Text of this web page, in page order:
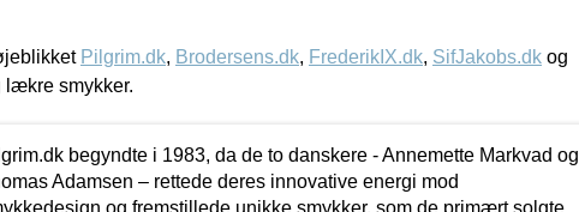
Pilgrim.dk, Brodersens.dk, FrederikIX.dk, SifJakobs.dk og
lækre smykker.
begyndte i 1983, da de to danskere - Annemette Markvad og
Adamsen – rettede deres innovative energi mod
og fremstillede unikke smykker, som de primært solgte